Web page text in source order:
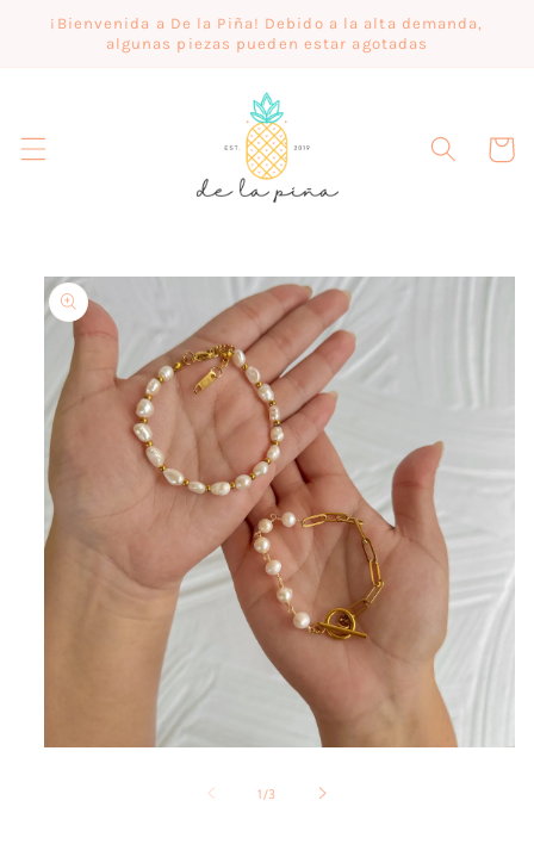
directamente
al contenido
¡Bienvenida a De la Piña! Debido a la alta demanda,
algunas piezas pueden estar agotadas
Carrito
directamente
a la
información
del producto
1/de3